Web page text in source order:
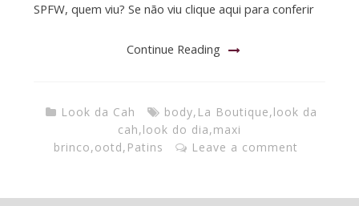
SPFW, quem viu? Se não viu clique aqui para conferir
Continue Reading
Look da Cah body, La Boutique,look da
cah,look do dia,maxi
brinco,ootd, Patins Leave a comment